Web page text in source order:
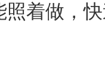
照着做，